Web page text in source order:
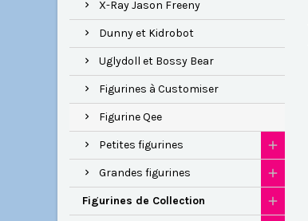
X-Ray Jason Freeny
Dunny et Kidrobot
Uglydoll et Bossy Bear
Figurines à Customiser
Figurine Qee
Petites figurines
Grandes figurines
Figurines de Collection